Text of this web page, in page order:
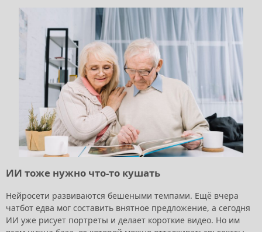
ИИ тоже нужно что-то кушать
Нейросети развиваются бешеными темпами. Ещё вчера
чатбот едва мог составить внятное предложение, а сегодня
ИИ уже рисует портреты и делает короткие видео. Но им